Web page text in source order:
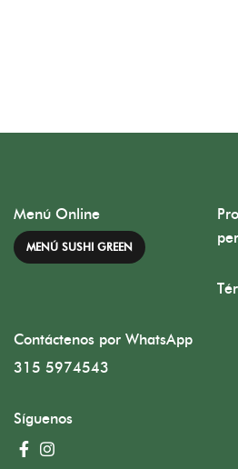
Menú Online
MENÚ SUSHI GREEN
Contáctenos por WhatsApp
315 5974543
Síguenos